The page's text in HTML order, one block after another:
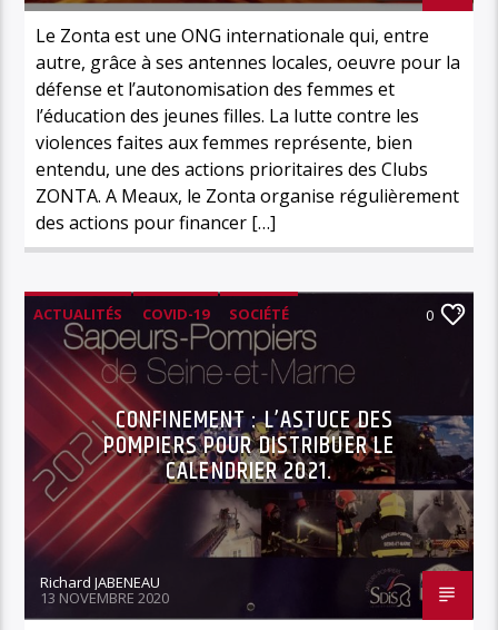
Le Zonta est une ONG internationale qui, entre
autre, grâce à ses antennes locales, oeuvre pour la
défense et l’autonomisation des femmes et
l’éducation des jeunes filles. La lutte contre les
violences faites aux femmes représente, bien
entendu, une des actions prioritaires des Clubs
ZONTA. A Meaux, le Zonta organise régulièrement
des actions pour financer […]
ACTUALITÉS COVID-19
SOCIÉTÉ
SOLIDARITÉ
0
CONFINEMENT : L’ASTUCE DES
POMPIERS POUR DISTRIBUER LE
CALENDRIER 2021.
Richard JABENEAU
13 NOVEMBRE 2020